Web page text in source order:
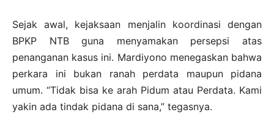
Sejak awal, kejaksaan menjalin koordinasi dengan
BPKP NTB guna menyamakan persepsi atas
penanganan kasus ini. Mardiyono menegaskan bahwa
perkara ini bukan ranah perdata maupun pidana
umum. “Tidak bisa ke arah Pidum atau Perdata. Kami
yakin ada tindak pidana di sana,” tegasnya.